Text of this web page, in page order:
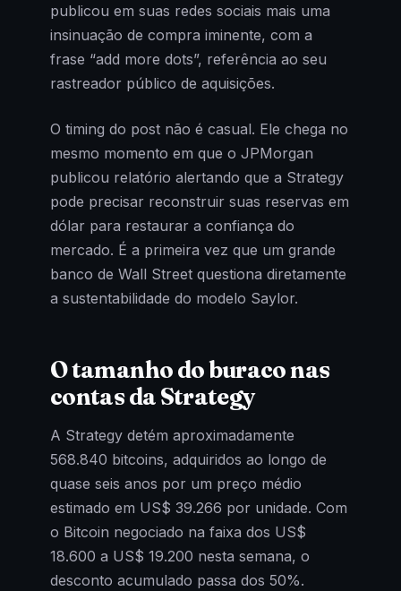
publicou em suas redes sociais mais uma
insinuação de compra iminente, com a
frase “add more dots”, referência ao seu
rastreador público de aquisições.
O timing do post não é casual. Ele chega no
mesmo momento em que o JPMorgan
publicou relatório alertando que a Strategy
pode precisar reconstruir suas reservas em
dólar para restaurar a confiança do
mercado. É a primeira vez que um grande
banco de Wall Street questiona diretamente
a sustentabilidade do modelo Saylor.
O tamanho do buraco nas
contas da Strategy
A Strategy detém aproximadamente
568.840 bitcoins, adquiridos ao longo de
quase seis anos por um preço médio
estimado em US$ 39.266 por unidade. Com
o Bitcoin negociado na faixa dos US$
18.600 a US$ 19.200 nesta semana, o
desconto acumulado passa dos 50%.